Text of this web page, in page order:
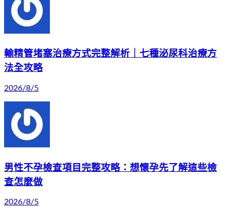
輸精管堵塞治療方式完整解析｜七種泌尿科治療方
法全攻略
2026/8/5
男性不孕檢查項目完整攻略：想懷孕先了解這些檢
查怎麼做
2026/8/5